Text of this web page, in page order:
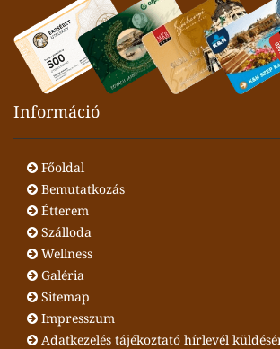
Információ
Főoldal
Bemutatkozás
Étterem
Szálloda
Wellness
Galéria
Sitemap
Impresszum
Adatkezelés tájékoztató hírlevél